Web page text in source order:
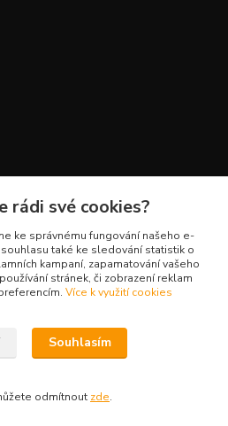
100
rádi své cookies?
ke správnému fungování našeho e-
také ke sledování statistik o
kampaní, zapamatování vašeho
stránek, či zobrazení reklam
Více k využití cookies
Souhlasím
odmítnout zde.